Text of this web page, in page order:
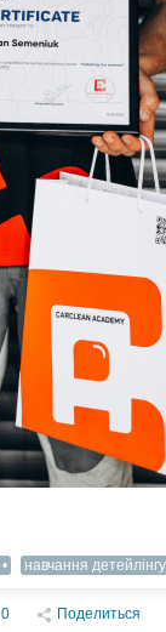
навчання
0 Поделиться